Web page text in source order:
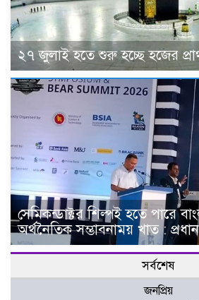
২৭ জুলাই হতে শুরু হচ্ছে হজের
সেমিকন্ডাক্টর শিল্পই হতে পারে
অর্থনৈতিক সম্ভাবনাময় খাত :
সর্বশেষ
জনপ্রিয়